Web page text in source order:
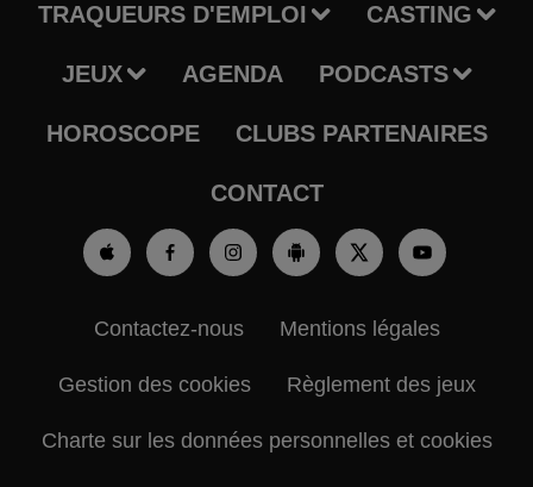
TRAQUEURS D'EMPLOI CASTING
JEUX AGENDA PODCASTS
HOROSCOPE CLUBS PARTENAIRES
CONTACT
Contactez-nous Mentions légales
Gestion des cookies Règlement des jeux
Charte sur les données personnelles et cookies